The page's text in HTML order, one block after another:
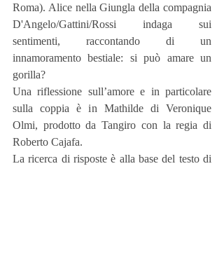
Roma). Alice nella Giungla della compagnia
D'Angelo/Gattini/Rossi indaga sui
sentimenti, raccontando di un
innamoramento bestiale: si può amare un
gorilla?
Una riflessione sull’amore e in particolare
sulla coppia è in Mathilde di Veronique
Olmi, prodotto da Tangiro con la regia di
Roberto Cajafa.
La ricerca di risposte è alla base del testo di